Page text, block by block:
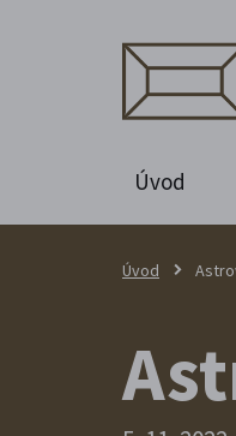
Úvod
Úvod